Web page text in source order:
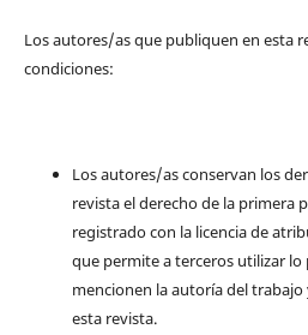
Los autores/as que publiquen en esta
condiciones:
Los autores/as conservan los
revista el derecho de la primera
registrado con la licencia de
que permite a terceros utilizar
mencionen la autoría del
esta revista.